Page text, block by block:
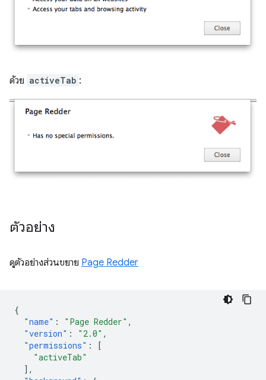
ด้วย activeTab :
ตัวอย่าง
ดูตัวอย่างส่วนขยาย Page Redder
{
"name" : "Page Redder" ,
"version" : "2.0" ,
"permissions" :
[
"activeTab"
],